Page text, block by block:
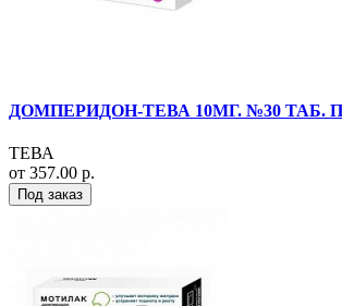
ДОМПЕРИДОН-ТЕВА 10МГ. №30 ТАБ.
ТЕВА
от 357.00 р.
Под заказ